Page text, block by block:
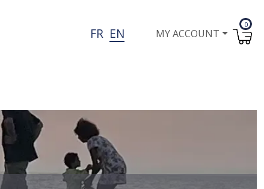
FR EN User account menu
MY ACCOUNT
0